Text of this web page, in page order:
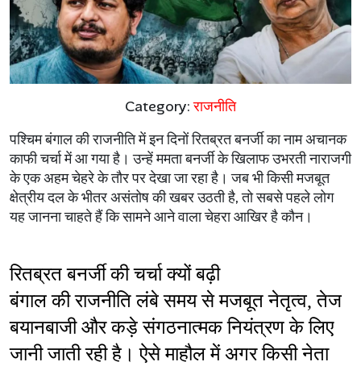
Category:राजनीति
पश्चिम बंगाल की राजनीति में इन दिनों रितब्रत बनर्जी का नाम अचानक
काफी चर्चा में आ गया है। उन्हें ममता बनर्जी के खिलाफ उभरती नाराजगी
के एक अहम चेहरे के तौर पर देखा जा रहा है। जब भी किसी मजबूत
क्षेत्रीय दल के भीतर असंतोष की खबर उठती है, तो सबसे पहले लोग
यह जानना चाहते हैं कि सामने आने वाला चेहरा आखिर है कौन।
रितब्रत बनर्जी की चर्चा क्यों बढ़ी
बंगाल की राजनीति लंबे समय से मजबूत नेतृत्व, तेज
बयानबाजी और कड़े संगठनात्मक नियंत्रण के लिए
जानी जाती रही है। ऐसे माहौल में अगर किसी नेता